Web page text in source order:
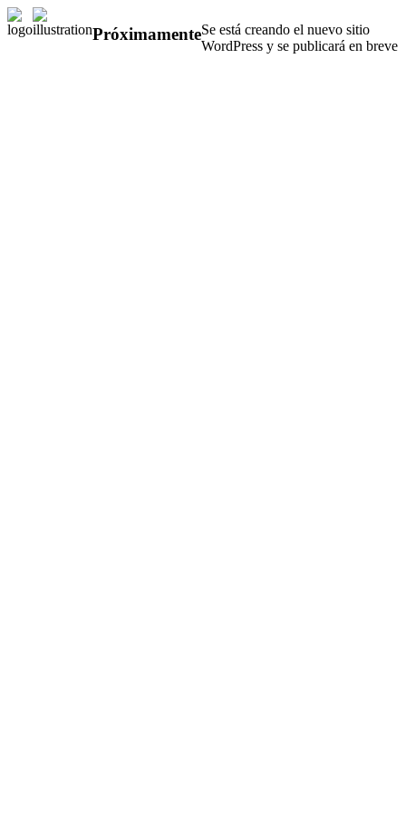
PróximamenteSe está creando el nuevo sitio
WordPress y se publicará en breve